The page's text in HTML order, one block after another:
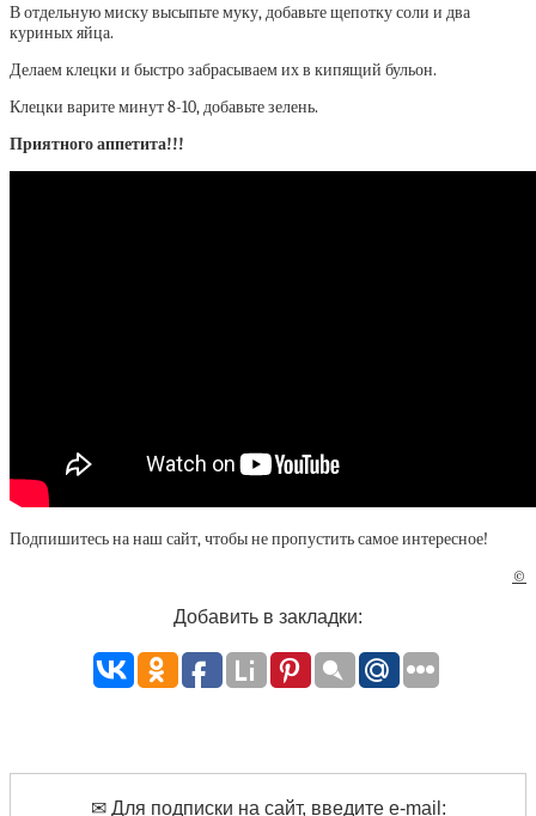
В отдельную миску высыпьте муку, добавьте щепотку соли и два
куриных яйца.
Делаем клецки и быстро забрасываем их в кипящий бульон.
Клецки варите минут 8-10, добавьте зелень.
Приятного аппетита!!!
Подпишитесь на наш сайт, чтобы не пропустить самое интересное!
©
Добавить в закладки:
✉ Для подписки на сайт, введите e-mail: